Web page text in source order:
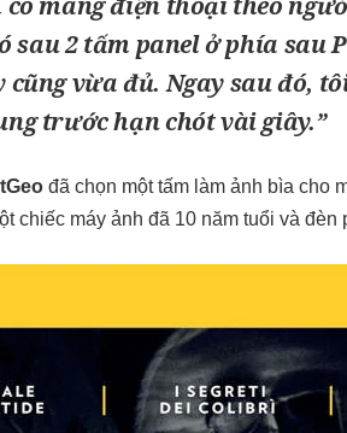
sau 2 tấm panel ở phía sau
cũng vừa đủ. Ngay sau đó,
trước hạn chót vài giây.”
đã chọn một tấm làm ảnh bìa cho
chiếc máy ảnh đã 10 năm tuổi và đèn